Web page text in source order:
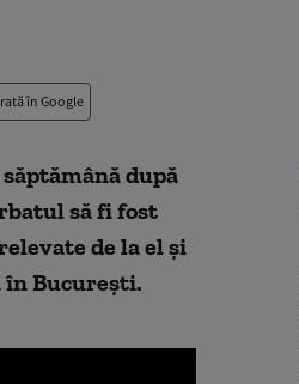
în Google
după
să fi fost
de la el și
în București.